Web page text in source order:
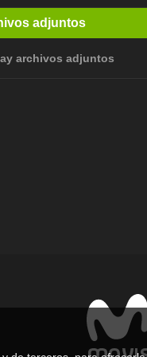
adjuntos
archivos adjuntos